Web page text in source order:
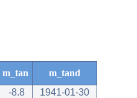
m_tan
m_tand
-8.8
1941-01-30